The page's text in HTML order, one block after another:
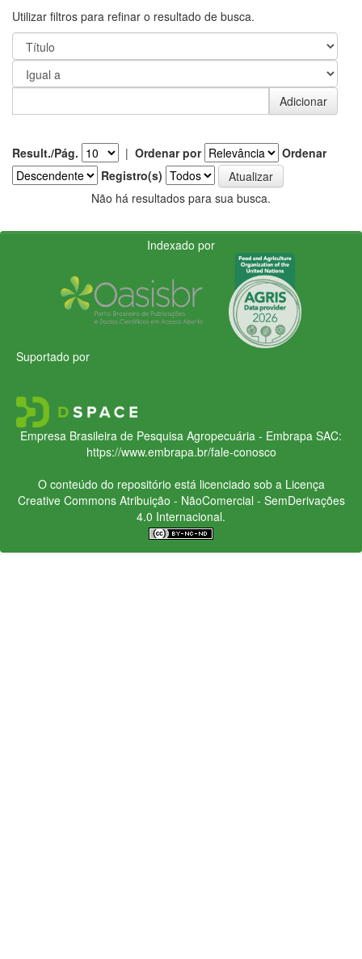
Utilizar filtros para refinar o resultado de busca.
Result./Pág. | Ordenar por
Ordenar
Registro(s)
Não há resultados para sua busca.
Indexado por
Suportado por
Empresa Brasileira de Pesquisa Agropecuária - Embrapa SAC:
https://www.embrapa.br/fale-conosco
O conteúdo do repositório está licenciado sob a Licença
Creative CommonsAtribuição - NãoComercial - SemDerivações
4.0 Internacional.